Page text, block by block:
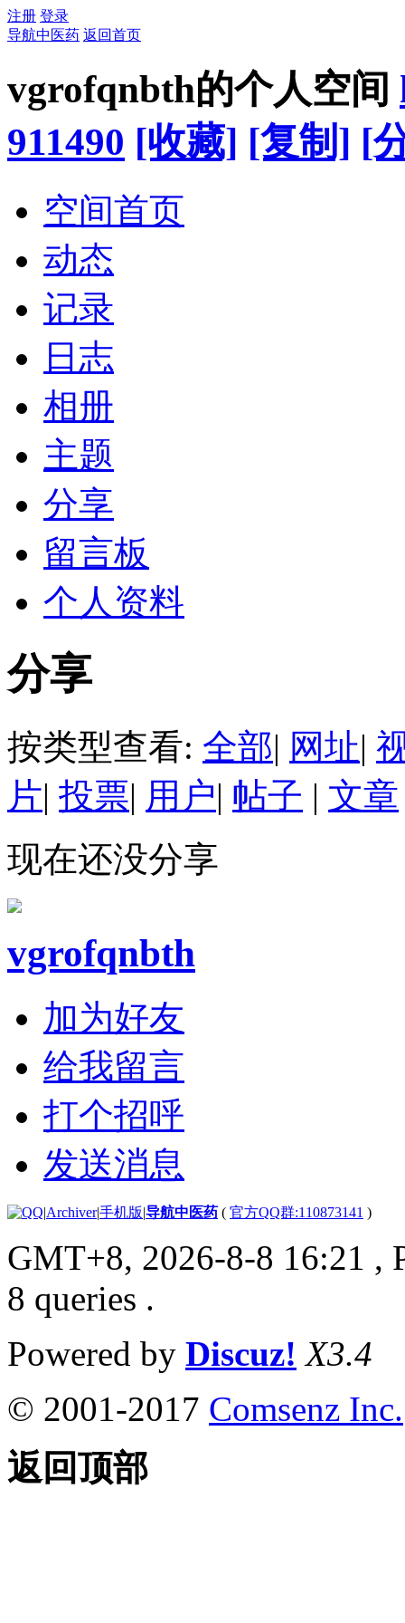
注册 登录
导航中医药 返回首页
vgrofqnbth的个人空间
911490 [收藏] [复制] [
空间首页
动态
记录
日志
相册
主题
分享
留言板
个人资料
分享
按类型查看: 全部| 网址|
片| 投票| 用户| 帖子 | 文章
现在还没分享
vgrofqnbth
加为好友
给我留言
打个招呼
发送消息
|Archiver|手机版|导航中医药 ( 官方QQ群:110873141 )
GMT+8, 2026-8-8 16:21 ,
8 queries .
Powered by Discuz! X3.4
© 2001-2017 Comsenz Inc.
返回顶部